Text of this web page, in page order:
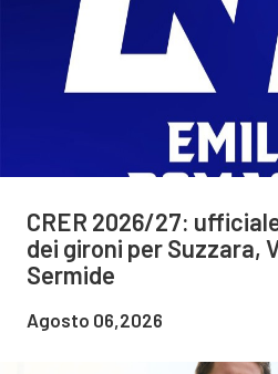
CRER 2026/27:
dei gironi per Suzzara,
Sermide
Agosto 06,2026